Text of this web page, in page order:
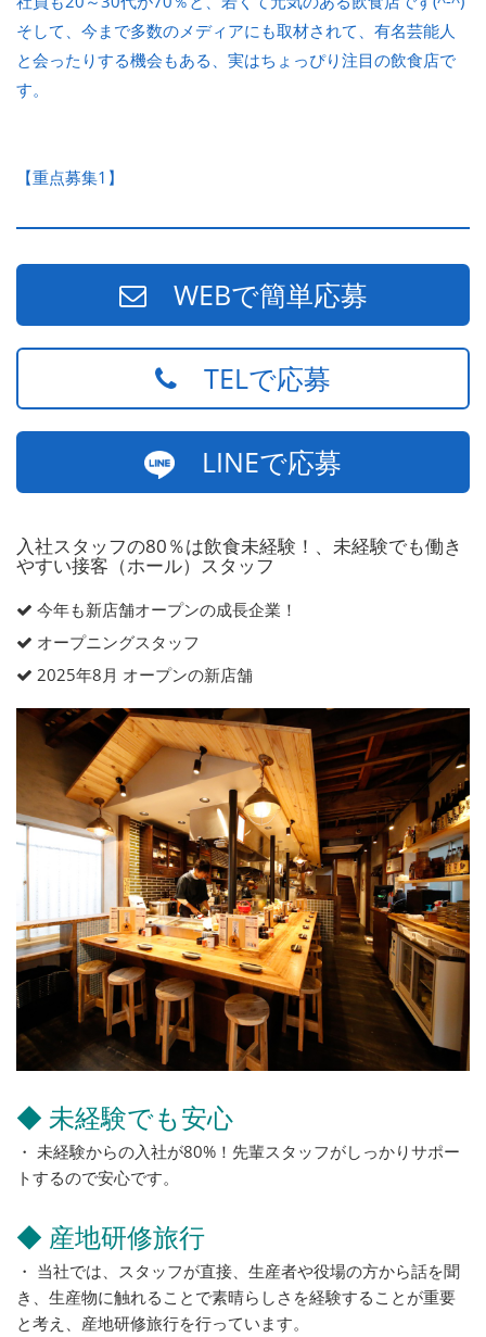
そして、今まで多数のメディアにも取材されて、有名芸能人
と会ったりする機会もある、実はちょっぴり注目の飲食店で
す。
【重点募集1】
WEBで簡単応募
TELで応募
LINEで応募
入社スタッフの80％は飲食未経験！、未経験でも働き
やすい接客（ホール）スタッフ
今年も新店舗オープンの成長企業！
オープニングスタッフ
2025年8月 オープンの新店舗
◆ 未経験でも安心
・ 未経験からの入社が80%！先輩スタッフがしっかりサポー
トするので安心です。
◆ 産地研修旅行
・ 当社では、スタッフが直接、生産者や役場の方から話を聞
き、生産物に触れることで素晴らしさを経験することが重要
と考え、産地研修旅行を行っています。